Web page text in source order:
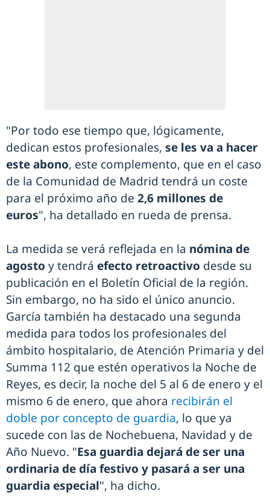
"Por todo ese tiempo que, lógicamente,
dedican estos profesionales, se les va a hacer
este abono, este complemento, que en el caso
de la Comunidad de Madrid tendrá un coste
para el próximo año de 2,6 millones de
euros", ha detallado en rueda de prensa.
La medida se verá reflejada en la nómina de
agosto y tendrá efecto retroactivo desde su
publicación en el Boletín Oficial de la región.
Sin embargo, no ha sido el único anuncio.
García también ha destacado una segunda
medida para todos los profesionales del
ámbito hospitalario, de Atención Primaria y del
Summa 112 que estén operativos la Noche de
Reyes, es decir, la noche del 5 al 6 de enero y el
mismo 6 de enero, que ahora recibirán el
doble por concepto de guardia, lo que ya
sucede con las de Nochebuena, Navidad y de
Año Nuevo. "Esa guardia dejará de ser una
ordinaria de día festivo y pasará a ser una
guardia especial", ha dicho.